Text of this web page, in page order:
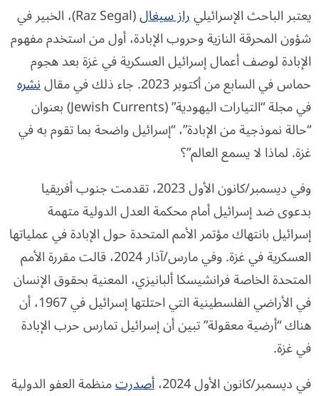
يعتبر الباحث الإسرائيليراز سيغال
(Raz Segal)، الخبير في
شؤون المحرقة النازية وحروب الإبادة، أول من استخدم مفهوم
الإبادة لوصف أعمال إسرائيل العسكرية في غزة بعد هجوم
حماس في السابع من أكتوبر 2023. جاء ذلك في مقال
نشره
في مجلة “التيارات اليهودية” (Jewish Currents) بعنوان
“حالة نموذجية من الإبادة”، “إسرائيل واضحة بما تقوم به في
غزة. لماذا لا يسمع العالم”؟
وفي ديسمبر/كانون الأول 2023، تقدمت جنوب أفريقيا
بدعوى ضد إسرائيل أمام محكمة العدل الدولية متهمة
إسرائيل بانتهاك مؤتمر الأمم المتحدة حول الإبادة في عملياتها
العسكرية في غزة. وفي مارس/آذار 2024، قالت مقررة الأمم
المتحدة الخاصة فرانشيسكا ألبانيزي، المعنية بحقوق الإنسان
في الأراضي الفلسطينية التي احتلتها إسرائيل في 1967، أن
هناك “أرضية معقولة” تبين أن إسرائيل تمارس حرب الإبادة
في غزة.
في ديسمبر/كانون الأول 2024،
أصدرتمنظمة العفو الدولية